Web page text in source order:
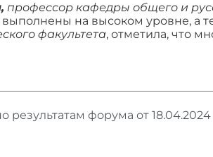
профессор кафедры общего и
на высоком уровне, а
факультета, отметила, что
результатам форума от 18.04.2024